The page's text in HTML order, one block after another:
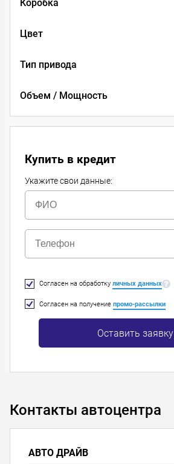
Коробка
Цвет
Тип привода
Объем / Мощность
Купить в кредит
Укажите свои данные:
Согласен на обработку личных данных
Согласен на получение промо-рассылки
Оставить заявку
Контакты автоцентра
АВТО ДРАЙВ